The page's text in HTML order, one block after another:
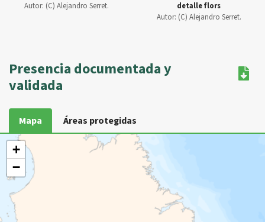
Autor: (C) Alejandro Serret.
detalle flors
Autor: (C) Alejandro Serret.
Presencia documentada y
validada
Mapa Áreas protegidas
+
−